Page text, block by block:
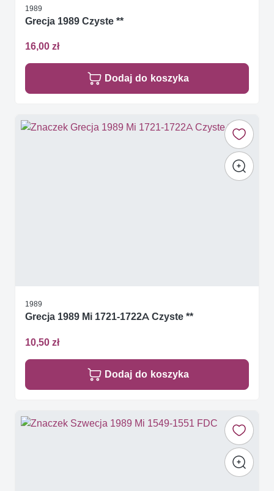
1989
Grecja 1989 Czyste **
16,00 zł
Dodaj do koszyka
1989
Grecja 1989 Mi 1721-1722A Czyste **
10,50 zł
Dodaj do koszyka